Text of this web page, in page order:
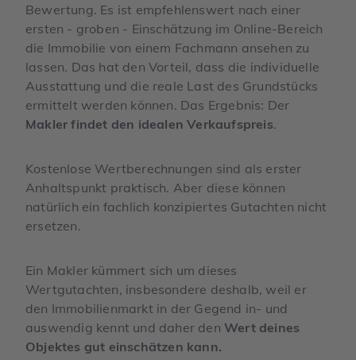
Bewertung. Es ist empfehlenswert nach einer
ersten - groben - Einschätzung im Online-Bereich
die Immobilie von einem Fachmann ansehen zu
lassen. Das hat den Vorteil, dass die individuelle
Ausstattung und die reale Last des Grundstücks
ermittelt werden können. Das Ergebnis: Der
Makler findet den idealen Verkaufspreis.
Kostenlose Wertberechnungen sind als erster
Anhaltspunkt praktisch. Aber diese können
natürlich ein fachlich konzipiertes Gutachten nicht
ersetzen.
Ein Makler kümmert sich um dieses
Wertgutachten, insbesondere deshalb, weil er
den Immobilienmarkt in der Gegend in- und
auswendig kennt und daher den Wert deines
Objektes gut einschätzen kann.